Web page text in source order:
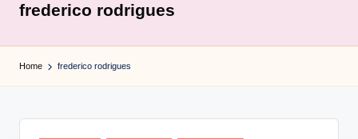
c
o
n
u
frederico rodrigues
Home frederico rodrigues